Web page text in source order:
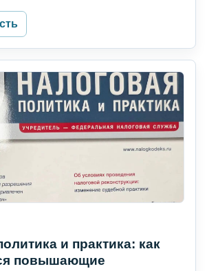
и практика: как
повышающие